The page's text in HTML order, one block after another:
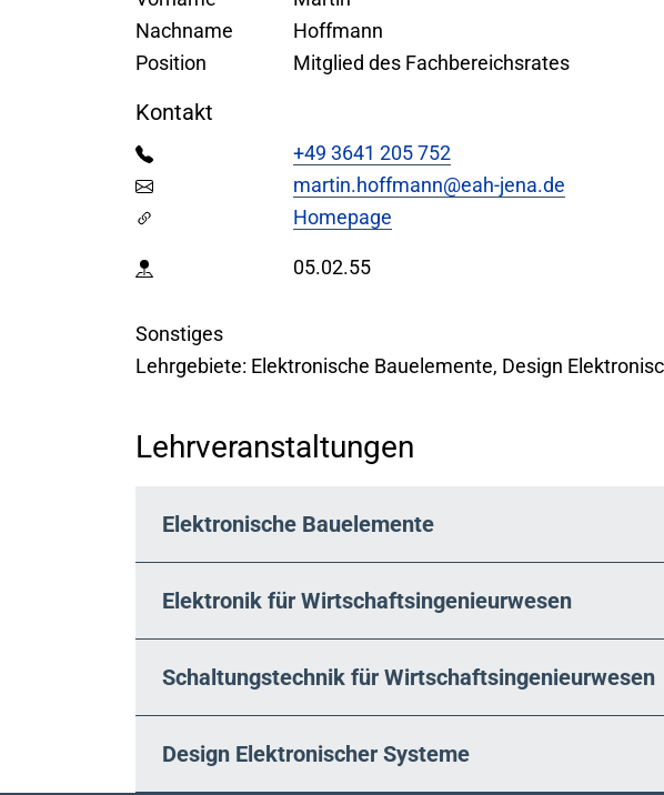
Nachname
Hoffmann
Position
Mitglied des Fachbereichsrates
Kontakt
+49 3641 205 752
martin.hoffmann@eah-jena.de
Homepage
05.02.55
Sonstiges
Lehrgebiete: Elektronische Bauelemente, Design
Lehrveranstaltungen
Elektronische Bauelemente
Elektronik für Wirtschaftsingenieurwesen
Schaltungstechnik für Wirtschaftsingenieurwesen
Design Elektronischer Systeme